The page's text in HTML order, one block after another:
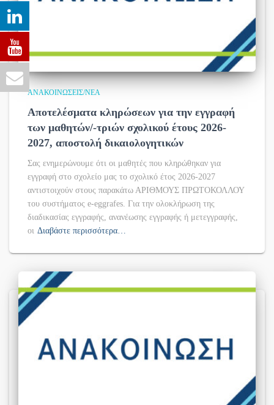
ΑΝΑΚΟΙΝΏΣΕΙΣ/ΝΈΑ
Αποτελέσματα κληρώσεων για την εγγραφή
των μαθητών/-τριών σχολικού έτους 2026-
2027, αποστολή δικαιολογητικών
Σας ενημερώνουμε ότι οι μαθητές που κληρώθηκαν για
εγγραφή στο σχολείο μας το σχολικό έτος 2026-2027
αντιστοιχούν στους παρακάτω ΑΡΙΘΜΟΥΣ ΠΡΩΤΟΚΟΛΛΟΥ
του συστήματος e-eggrafes. Για την ολοκλήρωση της
διαδικασίας εγγραφής, ανανέωσης εγγραφής ή μετεγγραφής,
οι Διαβάστε περισσότερα…